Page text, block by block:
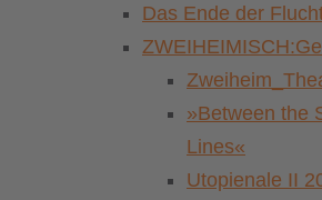
Das Ende der
»Between the
Lines«
Utopienale II